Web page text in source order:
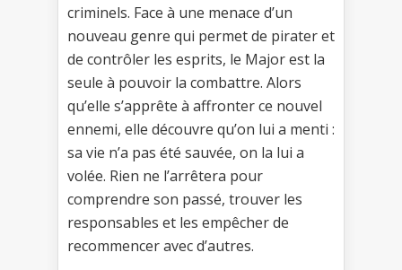
criminels. Face à une menace d’un
nouveau genre qui permet de pirater et
de contrôler les esprits, le Major est la
seule à pouvoir la combattre. Alors
qu’elle s’apprête à affronter ce nouvel
ennemi, elle découvre qu’on lui a menti :
sa vie n’a pas été sauvée, on la lui a
volée. Rien ne l’arrêtera pour
comprendre son passé, trouver les
responsables et les empêcher de
recommencer avec d’autres.